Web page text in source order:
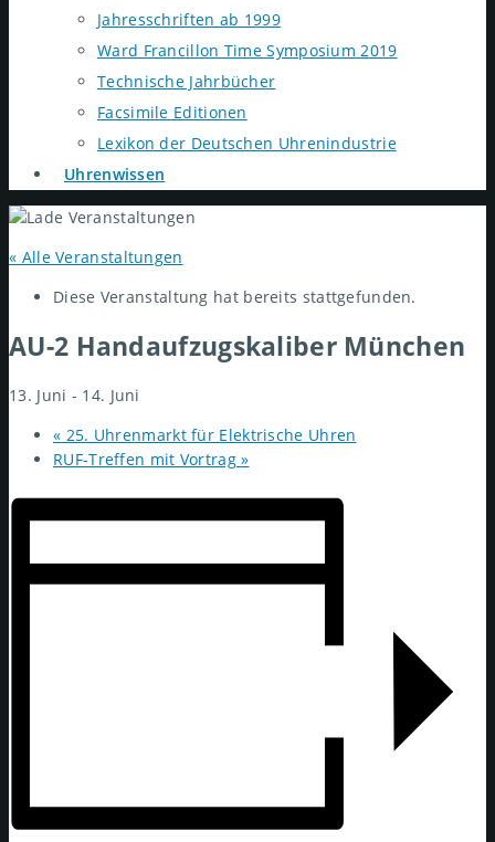
Jahresschriften ab 1999
Ward Francillon Time Symposium 2019
Technische Jahrbücher
Facsimile Editionen
Lexikon der Deutschen Uhrenindustrie
Uhrenwissen
« Alle Veranstaltungen
Diese Veranstaltung hat bereits stattgefunden.
AU-2 Handaufzugskaliber München
13. Juni - 14. Juni
« 25. Uhrenmarkt für Elektrische Uhren
RUF-Treffen mit Vortrag»